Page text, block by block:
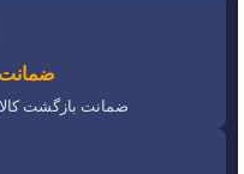
ضمانت
ضمانت بازگشت